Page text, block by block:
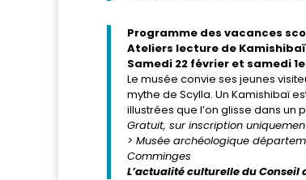
Programme des vacances
Ateliers lecture de Kamishibaï
Samedi 22 février et samedi
Le musée convie ses jeunes
mythe de Scylla. Un Kamishibaï
illustrées que l’on glisse dans un
Gratuit, sur inscription
> Musée archéologique
Comminges
L’actualité culturelle du